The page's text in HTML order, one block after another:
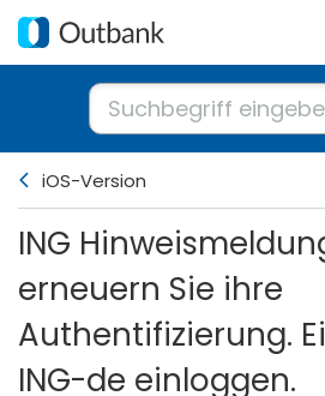
iOS-Version
ING
erneuern Sie ihre
Authentifizierung.
ING-de einloggen.